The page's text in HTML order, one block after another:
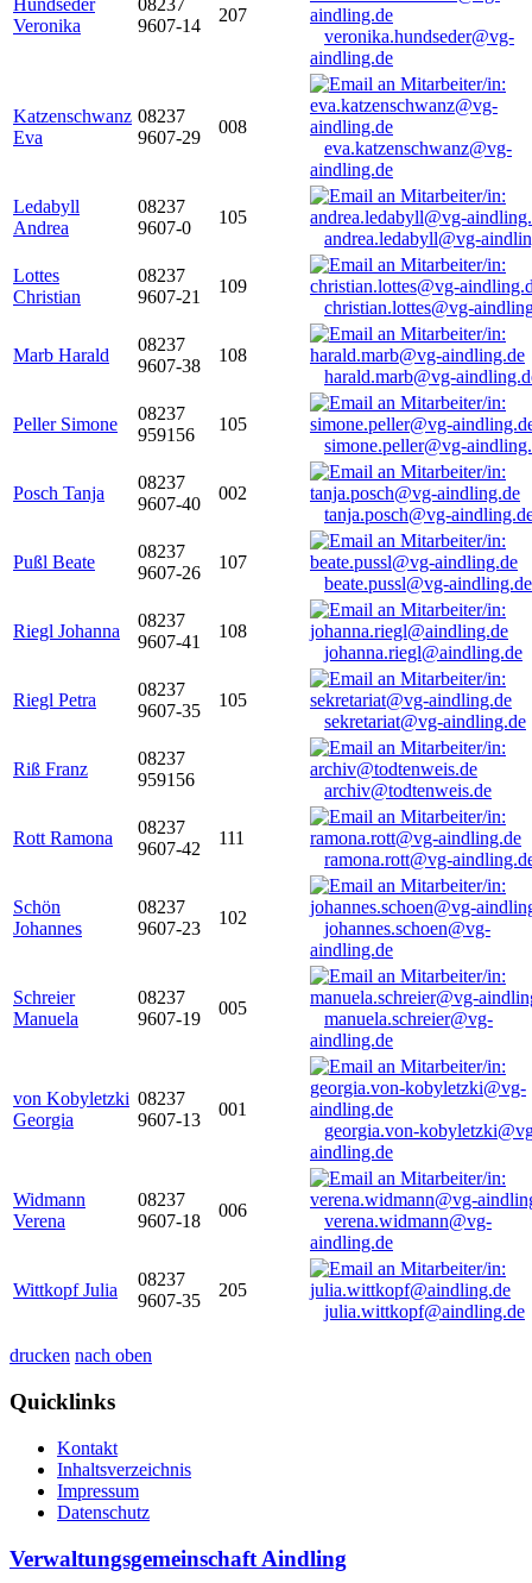
Hundseder
Veronika
08237
9607-14
207
veronika.hundseder@vg-
aindling.de
Katzenschwanz
Eva
08237
9607-29
008
eva.katzenschwanz@vg-
aindling.de
Ledabyll
Andrea
08237
9607-0
105
andrea.ledabyll@vg-
Lottes
Christian
08237
9607-21
109
christian.lottes@vg-
Marb Harald
08237
9607-38
108
harald.marb@vg-
Peller Simone
08237
959156
105
simone.peller@vg-
Posch Tanja
08237
9607-40
002
tanja.posch@vg-
Pußl Beate
08237
9607-26
107
beate.pussl@vg-aindling.de
Riegl Johanna
08237
9607-41
108
johanna.riegl@aindling.de
Riegl Petra
08237
9607-35
105
sekretariat@vg-aindling.de
Riß Franz
08237
959156
archiv@todtenweis.de
Rott Ramona
08237
9607-42
111
ramona.rott@vg-
Schön
Johannes
08237
9607-23
102
johannes.schoen@vg-
aindling.de
Schreier
Manuela
08237
9607-19
005
manuela.schreier@vg-
aindling.de
von Kobyletzki
Georgia
08237
9607-13
001
georgia.von-
aindling.de
Widmann
Verena
08237
9607-18
006
verena.widmann@vg-
aindling.de
Wittkopf Julia
08237
9607-35
205
julia.wittkopf@aindling.de
drucken nach oben
Quicklinks
Kontakt
Inhaltsverzeichnis
Impressum
Datenschutz
Verwaltungsgemeinschaft Aindling